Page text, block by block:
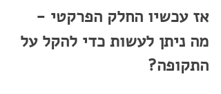
אז עכשיו החלק הפרקטי -
מה ניתן לעשות כדי להקל על
התקופה?